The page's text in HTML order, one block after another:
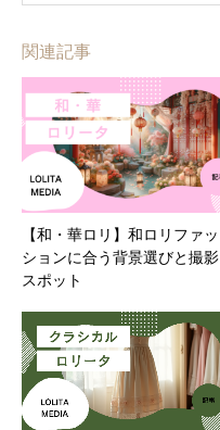
関連記事
【和・華ロリ】和ロリファッ
ションに合う背景選びと撮影
スポット